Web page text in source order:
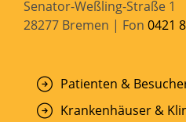
Senator-Weßling-Straße 1
28277 Bremen | Fon 0421
Patienten &
Krankenhäuser &